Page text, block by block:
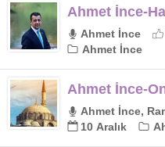
Ahmet İnce-
Ahmet İnce
Ahmet İnce
Ahmet İnce-
Ahmet İnce,
10 Aralık